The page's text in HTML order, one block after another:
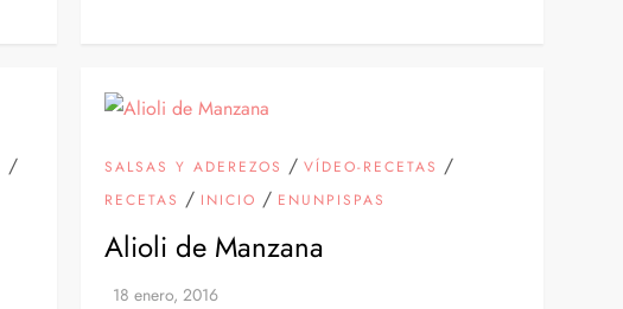
/ SALSAS Y ADEREZOS / VÍDEO-RECETAS /
RECETAS / INICIO / ENUNPISPAS
Alioli de Manzana